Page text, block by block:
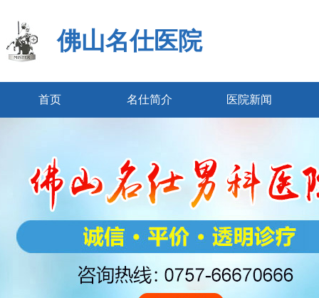
佛山名仕医院
首页 名仕简介 医院新闻